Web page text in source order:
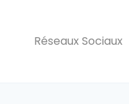
Réseaux Sociaux